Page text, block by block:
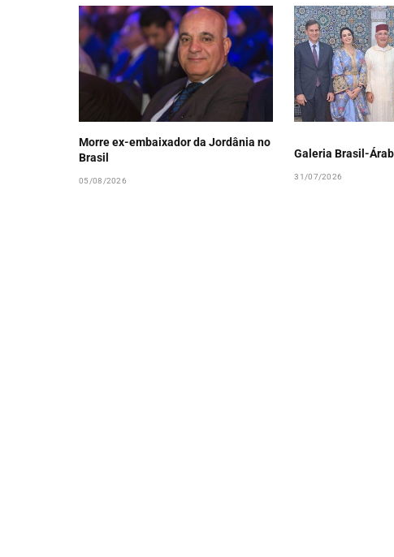
Morre ex-embaixador da Jordânia no
Brasil
05/08/2026
Galeria Brasil-
31/07/2026